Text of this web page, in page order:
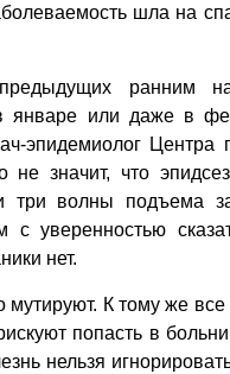
шла на
ранним
январе или даже в
эпидемиолог Центра
значит, что
три волны подъема
уверенностью
нет.
мутируют. К тому же
попасть в
нельзя